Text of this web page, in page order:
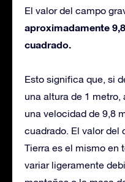
El valor del campo
aproximadamente
cuadrado.
Esto significa que, si
una altura de 1
una velocidad de 9,8
cuadrado. El valor del
Tierra es el mismo en
variar ligeramente